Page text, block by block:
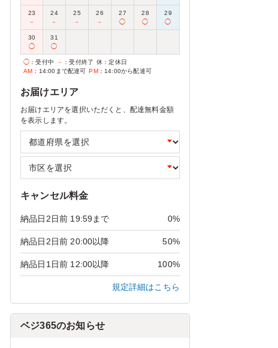
23
－
24
－
25
－
26
－
27
◯
28
◯
29
◯
30
◯
31
◯
◯ ：受付中 － ：受付終了 休 ：定休日
AM ：14:00まで配達可 PM：14:00から配達可
お届けエリア
お届けエリアを選択いただくと、配達無料金額
を表示します。
キャンセル料金
納品日2日前 19:59まで 0%
納品日2日前 20:00以降 50%
納品日1日前 12:00以降 100%
規定詳細はこちら
ベジ365のお知らせ